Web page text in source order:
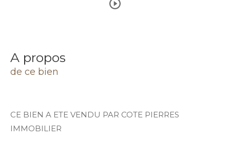
a propos
de ce bien
CE BIEN A ETE VENDU PAR COTE PIERRES
IMMOBILIER